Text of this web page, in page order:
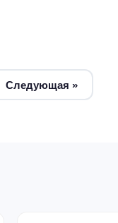
Следующая »